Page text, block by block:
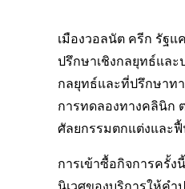
เมืองวอลนัต ครีก รัฐแ
ปรึกษาเชิงกลยุทธ์แล
กลยุทธ์และที่ปรึกษาท
การทดลองทางคลินิก
ศัลยกรรมตกแต่งและ
การเข้าซื้อกิจการครั้
นิเวศของบริการให้ค